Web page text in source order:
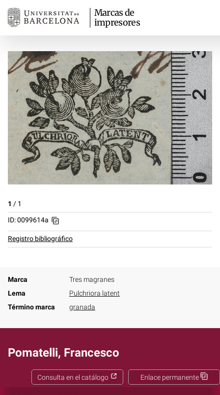
Marcas de
impresores
1 / 1
ID: 0099614a
Registro bibliográfico
Marca
Tres magranes
Lema
Pulchriora latent
Término marca
granada
Pomatelli, Francesco
Enlace permanente
Consulta en el catálogo